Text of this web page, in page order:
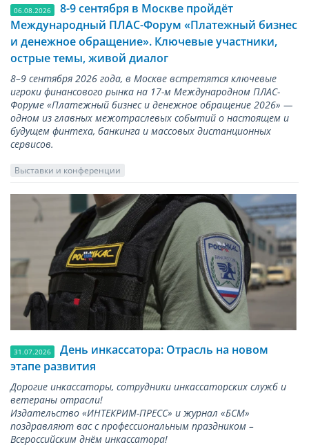
06.08.2026
8-9 сентября в Москве пройдёт
Международный ПЛАС-Форум «Платежный бизнес
и денежное обращение». Ключевые участники,
острые темы, живой диалог
8–9 сентября 2026 года, в Москве встретятся ключевые
игроки финансового рынка на 17-м Международном ПЛАС-
Форуме «Платежный бизнес и денежное обращение 2026» —
одном из главных межотраслевых событий о настоящем и
будущем финтеха, банкинга и массовых дистанционных
сервисов.
Выставки и конференции
31.07.2026
День инкассатора: Отрасль на новом
этапе развития
Дорогие инкассаторы, сотрудники инкассаторских служб и
ветераны отрасли!
Издательство «ИНТЕКРИМ-ПРЕСС» и журнал «БСМ»
поздравляют вас с профессиональным праздником –
Всероссийским днём инкассатора!